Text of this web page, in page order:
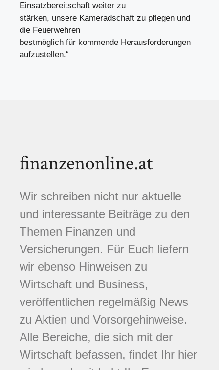
Einsatzbereitschaft weiter zu
stärken, unsere Kameradschaft zu pflegen und
die Feuerwehren
bestmöglich für kommende Herausforderungen
aufzustellen.“
finanzenonline.at
Wir schreiben nicht nur aktuelle
und interessante Beiträge zu den
Themen Finanzen und
Versicherungen. Für Euch liefern
wir ebenso Hinweisen zu
Wirtschaft und Business,
veröffentlichen regelmäßig News
zu Aktien und Vorsorgehinweise.
Alle Bereiche, die sich mit der
Wirtschaft befassen, findet Ihr hier